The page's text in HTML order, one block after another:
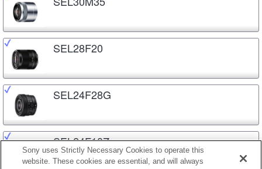
SEL28F20
SEL24F28G
SEL24F18Z
Sony uses Strictly Necessary Cookies to operate this
website. These cookies are essential, and will always